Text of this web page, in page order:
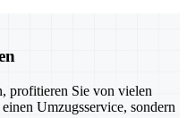
profitieren Sie von vielen
Umzugsservice, sondern